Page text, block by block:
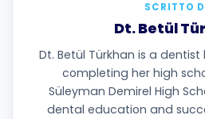
SCRITTO
Dt. Betül
Dt. Betül Türkhan is a
completing her high
Süleyman Demirel High
dental education and